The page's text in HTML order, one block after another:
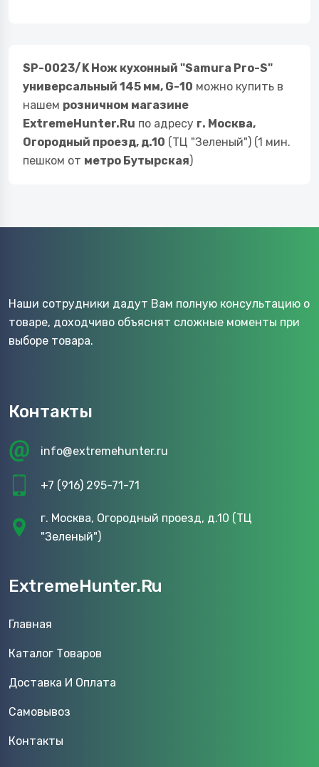
SP-0023/K Нож кухонный "Samura Pro-S"
универсальный 145 мм, G-10 можно купить в
нашем розничном магазине
ExtremeHunter.Ru по адресу г. Москва,
Огородный проезд, д.10 (ТЦ "Зеленый") (1 мин.
пешком от метро Бутырская)
Наши сотрудники дадут Вам полную консультацию о
товаре, доходчиво объяснят сложные моменты при
выборе товара.
Контакты
info@extremehunter.ru
+7 (916) 295-71-71
г. Москва, Огородный проезд, д.10 (ТЦ
"Зеленый")
ExtremeHunter.Ru
Главная
Каталог Товаров
Доставка И Оплата
Самовывоз
Контакты